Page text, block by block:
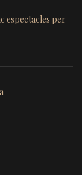
espectacles per